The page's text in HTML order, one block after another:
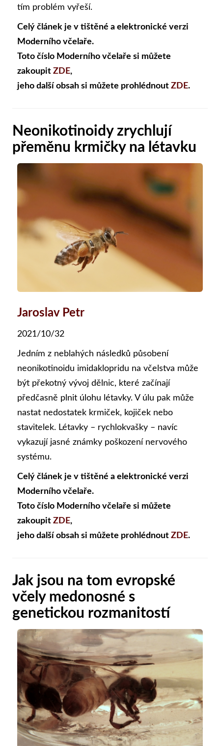
tím problém vyřeší.
Celý článek je v tištěné a elektronické verzi
Moderního včelaře.
Toto číslo Moderního včelaře si můžete
zakoupit ZDE,
jeho další obsah si můžete prohlédnout ZDE.
Neonikotinoidy zrychlují
přeměnu krmičky na létavku
Jaroslav Petr
2021/10/32
Jedním z neblahých následků působení
neonikotinoidu imidaklopridu na včelstva může
být překotný vývoj dělnic, které začínají
předčasně plnit úlohu létavky. V úlu pak může
nastat nedostatek krmiček, kojiček nebo
stavitelek. Létavky – rychlokvašky – navíc
vykazují jasné známky poškození nervového
systému.
Celý článek je v tištěné a elektronické verzi
Moderního včelaře.
Toto číslo Moderního včelaře si můžete
zakoupit ZDE,
jeho další obsah si můžete prohlédnout ZDE.
Jak jsou na tom evropské
včely medonosné s
genetickou rozmanitostí